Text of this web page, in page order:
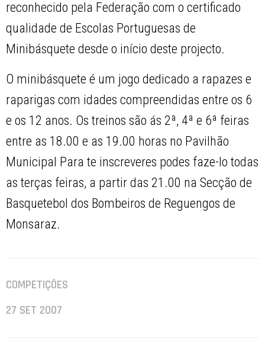
reconhecido pela Federação com o certificado
qualidade de Escolas Portuguesas de
Minibásquete desde o início deste projecto.
O minibásquete é um jogo dedicado a rapazes e
raparigas com idades compreendidas entre os 6
e os 12 anos. Os treinos são ás 2ª, 4ª e 6ª feiras
entre as 18.00 e as 19.00 horas no Pavilhão
Municipal Para te inscreveres podes faze-lo todas
as terças feiras, a partir das 21.00 na Secção de
Basquetebol dos Bombeiros de Reguengos de
Monsaraz.
COMPETIÇÕES
27 SET 2007